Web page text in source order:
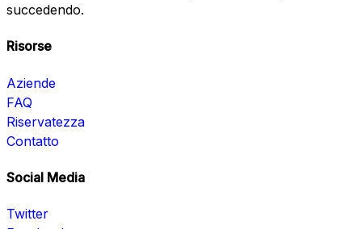
succedendo.
Risorse
Aziende
FAQ
Riservatezza
Contatto
Social Media
Twitter